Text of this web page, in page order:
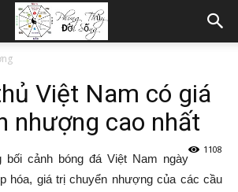
Việt Nam có giá
nhượng cao nhất
1108
bối cảnh bóng đá Việt Nam ngày
hóa, giá trị chuyển nhượng của các cầu